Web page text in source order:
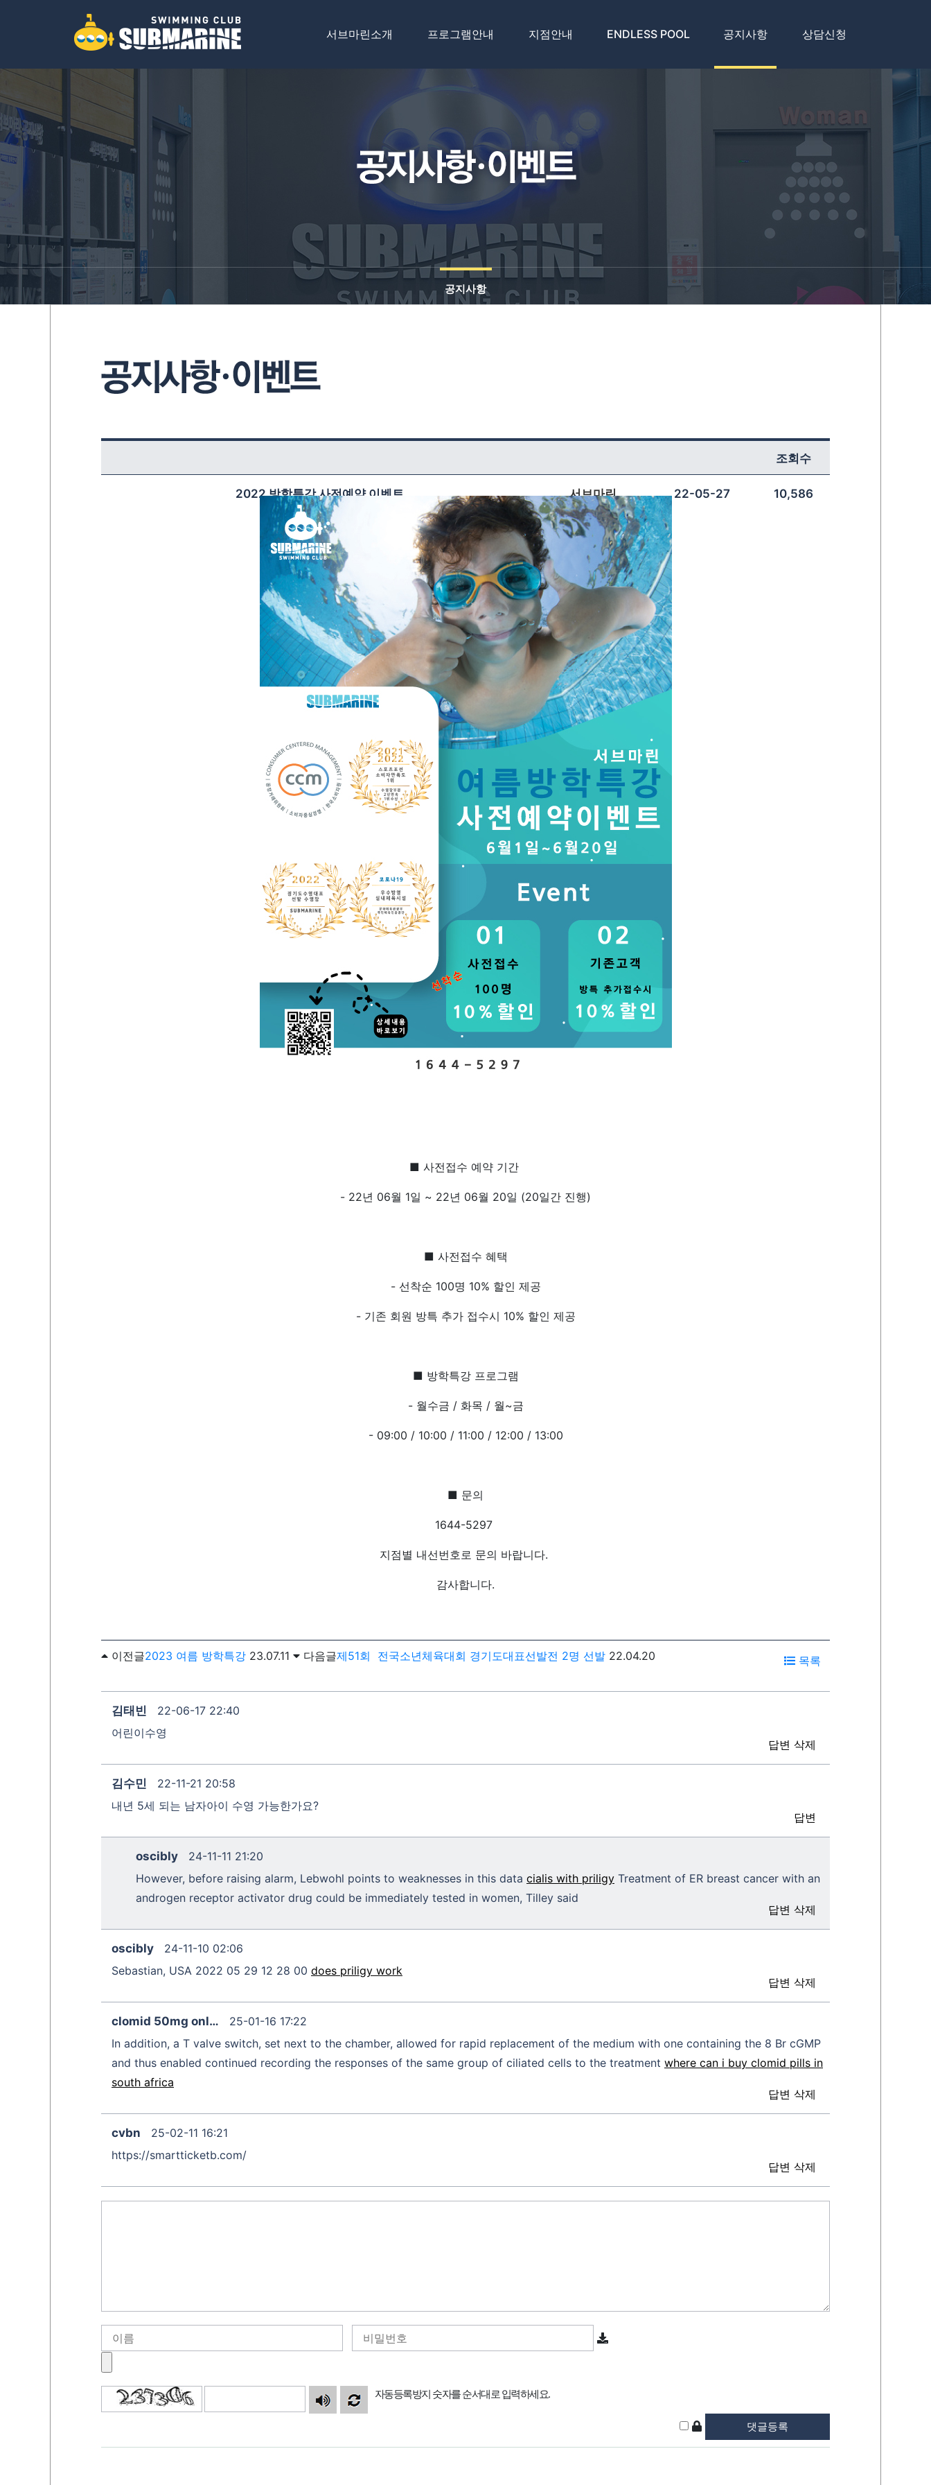
서브마린소개 프로그램안내 지점안내 ENDLESS POOL 공지사항 상담신청
프로그램
방학특강
레벨테스트
시그니처 동탄점
역북명지점
일산파주점
경기광주점
가맹점문의
공지사항
2022 방학특강 사전예약 이벤트 서브마린 22-05-27
조회수
10,586
■ 사전접수 예약 기간
- 22년 06월 1일 ~ 22년 06월 20일 (20일간 진행)
■ 사전접수 혜택
- 선착순 100명 10% 할인 제공
- 기존 회원 방특 추가 접수시 10% 할인 제공
■ 방학특강 프로그램
- 월수금 / 화목 / 월~금
- 09:00 / 10:00 / 11:00 / 12:00 / 13:00
■ 문의
1644-5297
지점별 내선번호로 문의 바랍니다.
감사합니다.
목록
이전글2023 여름 방학특강 23.07.11 다음글​제51회 전국소년체육대회 경기도대표선발전 2명 선발 22.04.20
김태빈
22-06-17 22:40
어린이수영
답변 삭제
김수민
22-11-21 20:58
내년 5세 되는 남자아이 수영 가능한가요?
답변
oscibly
24-11-11 21:20
However, before raising alarm, Lebwohl points to weaknesses in this data cialis with priligy Treatment of ER breast cancer with an
androgen receptor activator drug could be immediately tested in women, Tilley said
답변 삭제
oscibly
24-11-10 02:06
Sebastian, USA 2022 05 29 12 28 00 does priligy work
답변 삭제
clomid 50mg onl…
25-01-16 17:22
In addition, a T valve switch, set next to the chamber, allowed for rapid replacement of the medium with one containing the 8 Br cGMP
and thus enabled continued recording the responses of the same group of ciliated cells to the treatment where can i buy clomid pills in
south africa
답변 삭제
cvbn
25-02-11 16:21
https://smartticketb.com/
답변 삭제
자동등록방지 숫자를 순서대로 입력하세요.